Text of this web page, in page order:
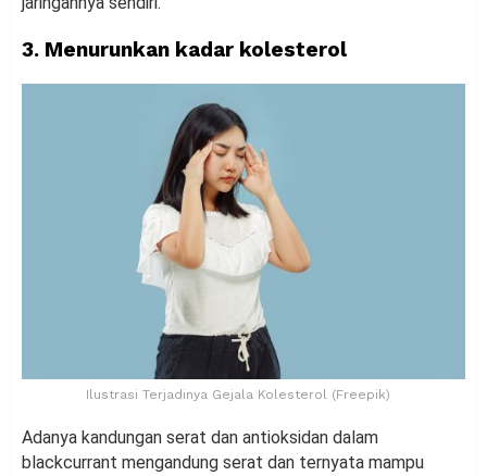
3. Menurunkan kadar kolesterol
Ilustrasi Terjadinya Gejala Kolesterol (Freepik)
Adanya kandungan serat dan antioksidan dalam
blackcurrant mengandung serat dan ternyata mampu